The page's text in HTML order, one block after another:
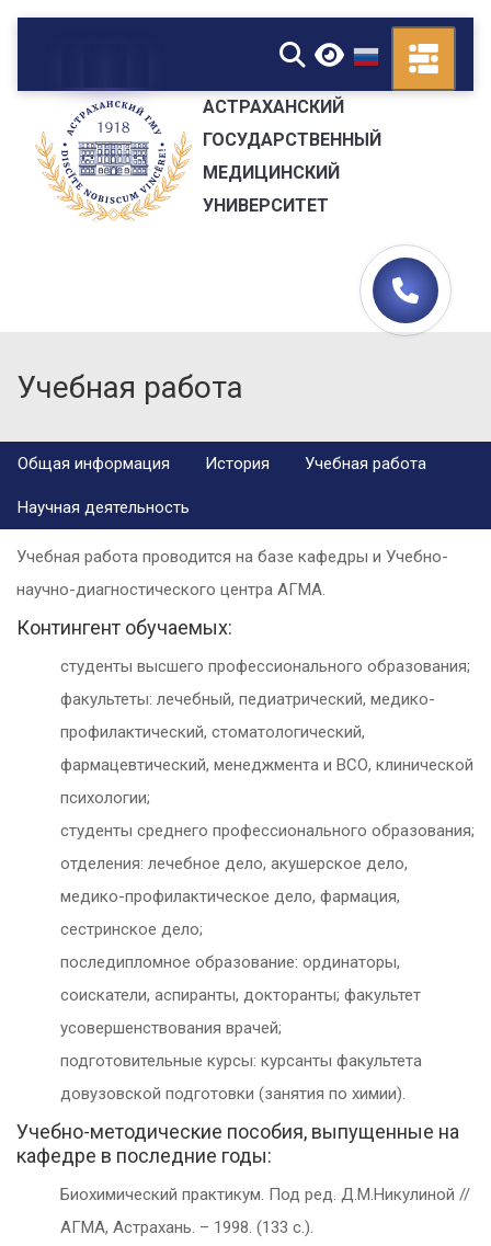
▼
АСТРАХАНСКИЙ
ГОСУДАРСТВЕННЫЙ
МЕДИЦИНСКИЙ
УНИВЕРСИТЕТ
Учебная работа
Общая информация История Учебная работа
Научная деятельность
Учебная работа проводится на базе кафедры и Учебно-
научно-диагностического центра АГМА.
Контингент обучаемых:
студенты высшего профессионального образования;
факультеты: лечебный, педиатрический, медико-
профилактический, стоматологический,
фармацевтический, менеджмента и ВСО, клинической
психологии;
студенты среднего профессионального образования;
отделения: лечебное дело, акушерское дело,
медико-профилактическое дело, фармация,
сестринское дело;
последипломное образование: ординаторы,
соискатели, аспиранты, докторанты; факультет
усовершенствования врачей;
подготовительные курсы: курсанты факультета
довузовской подготовки (занятия по химии).
Учебно-методические пособия, выпущенные на
кафедре в последние годы:
Биохимический практикум. Под ред. Д.М.Никулиной //
АГМА, Астрахань. – 1998. (133 с.).